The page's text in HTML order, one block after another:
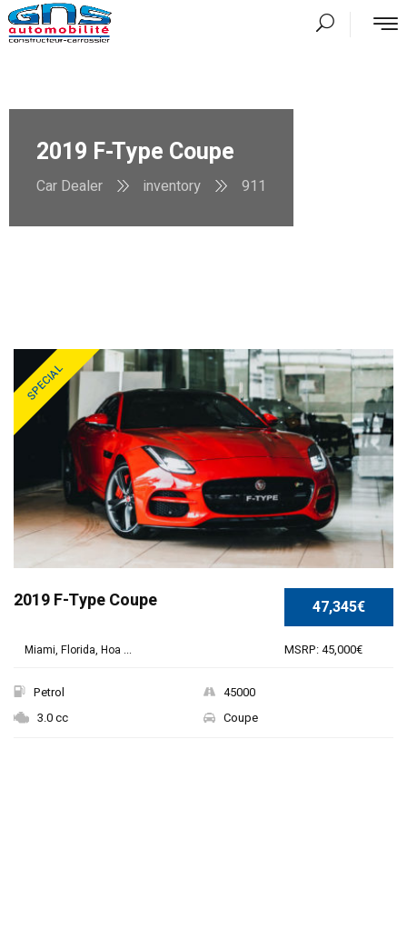
2019 F-Type Coupe
Car Dealer inventory 911
SPECIAL
47,345€
MSRP: 45,000€
2019 F-Type Coupe
Miami, Florida, Hoa ...
Petrol
45000
3.0 cc
Coupe